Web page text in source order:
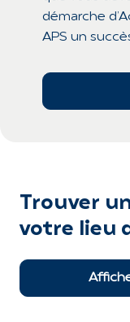
démarche
APS un
Trouver
votre lieu